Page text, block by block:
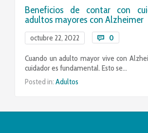
Beneficios de contar con
adultos mayores con Alzheimer
octubre 22, 2022  0
Cuando un adulto mayor vive con
cuidador es fundamental. Esto se…
Posted in: Adultos